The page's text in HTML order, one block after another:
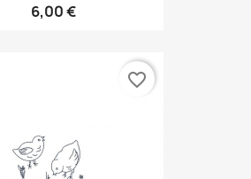
6,00 €
favorite_border